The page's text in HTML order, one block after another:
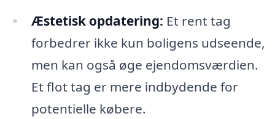
Æstetisk opdatering: Et rent tag
forbedrer ikke kun boligens udseende,
men kan også øge ejendomsværdien.
Et flot tag er mere indbydende for
potentielle købere.